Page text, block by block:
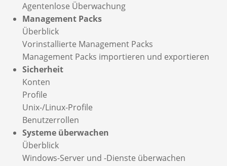
Agentenlose Überwachung
Management Packs
Überblick
Vorinstallierte Management Packs
Management Packs importieren und exportieren
Sicherheit
Konten
Profile
Unix-/Linux-Profile
Benutzerrollen
Systeme überwachen
Überblick
Windows-Server und -Dienste überwachen